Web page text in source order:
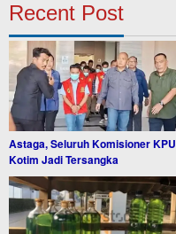
Recent Post
Astaga, Seluruh Komisioner KPU
Kotim Jadi Tersangka